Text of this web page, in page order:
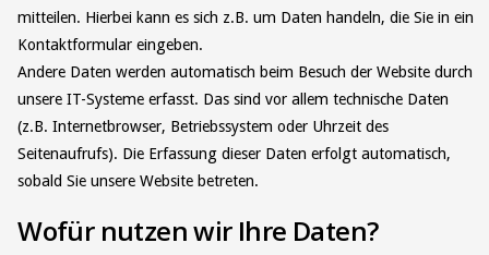
mitteilen. Hierbei kann es sich z.B. um Daten handeln, die Sie in ein
Kontaktformular eingeben.
Andere Daten werden automatisch beim Besuch der Website durch
unsere IT-Systeme erfasst. Das sind vor allem technische Daten
(z.B. Internetbrowser, Betriebssystem oder Uhrzeit des
Seitenaufrufs). Die Erfassung dieser Daten erfolgt automatisch,
sobald Sie unsere Website betreten.
Wofür nutzen wir Ihre Daten?